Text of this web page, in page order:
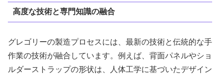
高度な技術と専門知識の融合
グレゴリーの製造プロセスには、最新の技術と伝統的な手
作業の技術が融合しています。例えば、背面パネルやショ
ルダーストラップの形状は、人体工学に基づいたデザイン